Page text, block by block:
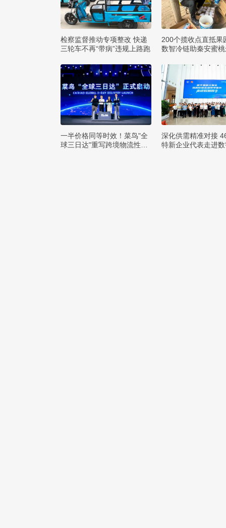
检察监督推动专项整改 快递
三轮车不再“带病”违规上路跑
200个揽收点直抵果
数智冷链助秦安蜜
一半价格同等时效！菜鸟"全
球三日达"重写跨境物流性价
深化供需精准对接
特新企业代表走进